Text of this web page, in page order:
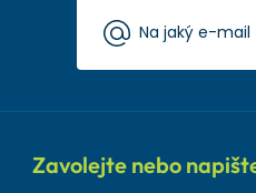
Zavolejte nebo